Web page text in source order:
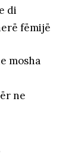
di
fëmijë
mosha
ne